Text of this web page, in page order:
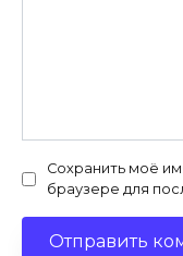
Сохранить моё
браузере для